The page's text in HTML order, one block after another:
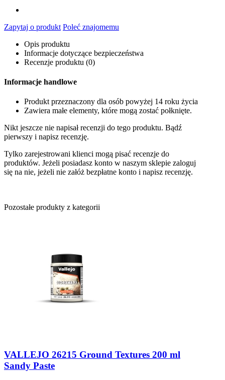
Zapytaj o produkt Poleć znajomemu
Opis produktu
Informacje dotyczące bezpieczeństwa
Recenzje produktu (0)
Informacje handlowe
Produkt przeznaczony dla osób powyżej 14 roku życia
Zawiera małe elementy, które mogą zostać połknięte.
Nikt jeszcze nie napisał recenzji do tego produktu. Bądź
pierwszy i napisz recenzję.
Tylko zarejestrowani klienci mogą pisać recenzje do
produktów. Jeżeli posiadasz konto w naszym sklepie zaloguj
się na nie, jeżeli nie załóż bezpłatne konto i napisz recenzję.
Pozostałe produkty z kategorii
VALLEJO 26215 Ground Textures 200 ml
Sandy Paste